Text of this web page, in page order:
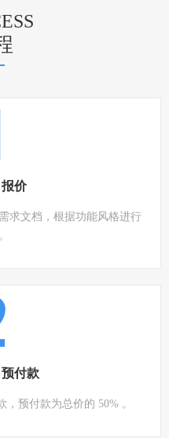
价
求文档，根据功能风格进行
付款
预付款为总价的 50% 。